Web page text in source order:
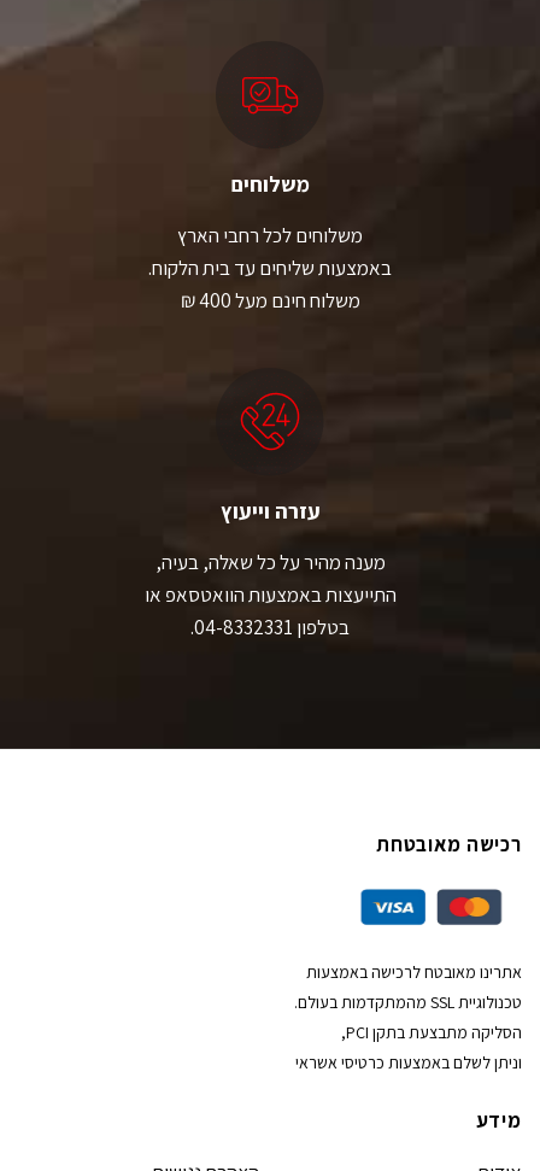
משלוחים
משלוחים לכל רחבי הארץ
באמצעות שליחים עד בית הלקוח.
משלוח חינם מעל 400 ₪
עזרה וייעוץ
מענה מהיר על כל שאלה, בעיה,
התייעצות באמצעות הוואטסאפ או
בטלפון 04-8332331.
רכישה מאובטחת
אתרינו מאובטח לרכישה באמצעות
טכנולוגיית SSL מהמתקדמות בעולם.
הסליקה מתבצעת בתקן PCI,
וניתן לשלם באמצעות כרטיסי אשראי
מידע